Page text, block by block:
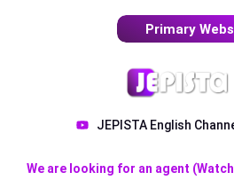
Primary
JEPISTA English
We are looking for an agent